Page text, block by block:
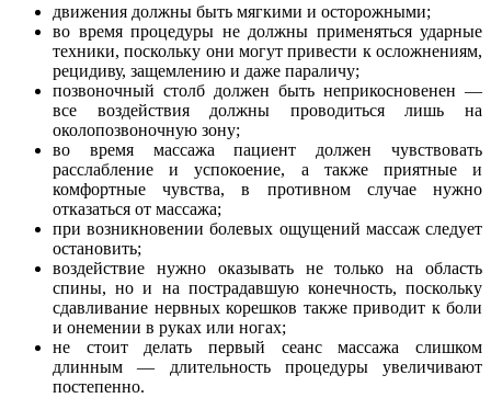
движения должны быть мягкими и осторожными;
во время процедуры не должны применяться ударные
техники, поскольку они могут привести к осложнениям,
рецидиву, защемлению и даже параличу;
позвоночный столб должен быть неприкосновенен —
все воздействия должны проводиться лишь на
околопозвоночную зону;
во время массажа пациент должен чувствовать
расслабление и успокоение, а также приятные и
комфортные чувства, в противном случае нужно
отказаться от массажа;
при возникновении болевых ощущений массаж следует
остановить;
воздействие нужно оказывать не только на область
спины, но и на пострадавшую конечность, поскольку
сдавливание нервных корешков также приводит к боли
и онемении в руках или ногах;
не стоит делать первый сеанс массажа слишком
длинным — длительность процедуры увеличивают
постепенно.